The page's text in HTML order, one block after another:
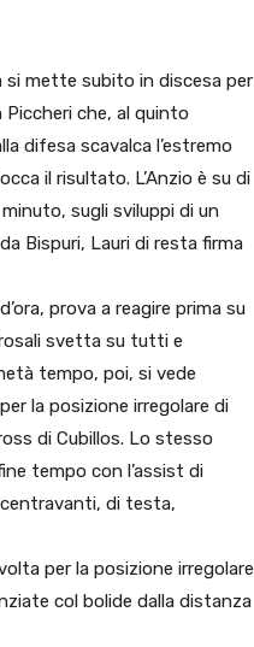
si mette subito in discesa per
che, al quinto
difesa scavalca l’estremo
il risultato. L’Anzio è su di
sugli sviluppi di un
Bispuri, Lauri di resta firma
prova a reagire prima su
svetta su tutti e
tempo, poi, si vede
la posizione irregolare di
di Cubillos. Lo stesso
tempo con l’assist di
centravanti, di testa,
per la posizione irregolare
col bolide dalla distanza